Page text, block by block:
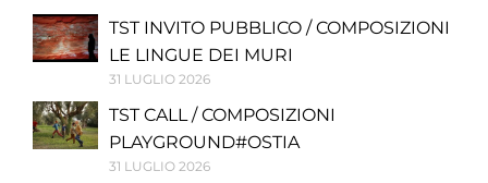
TST INVITO PUBBLICO / COMPOSIZIONI
LE LINGUE DEI MURI
31 LUGLIO 2026
TST CALL / COMPOSIZIONI
PLAYGROUND#OSTIA
31 LUGLIO 2026